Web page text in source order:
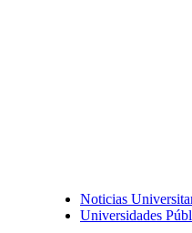
Noticias
Universidades